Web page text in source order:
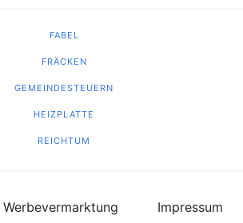
FABEL
FRÄCKEN
GEMEINDESTEUERN
HEIZPLATTE
REICHTUM
Werbevermarktung Impressum